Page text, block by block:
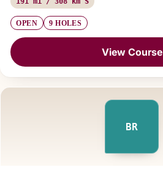
OPEN 9 HOLES
View Course
BR